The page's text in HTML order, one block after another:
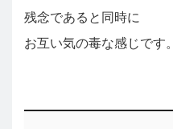
残念であると同時に
お互い気の毒な感じです。